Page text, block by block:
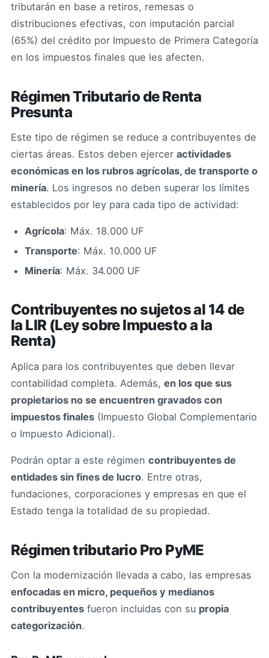
tributarán en base a retiros, remesas o
distribuciones efectivas, con imputación parcial
(65%) del crédito por Impuesto de Primera Categoría
en los impuestos finales que les afecten.
Régimen Tributario de Renta
Presunta
Este tipo de régimen se reduce a contribuyentes de
ciertas áreas. Estos deben ejercer actividades
económicas en los rubros agrícolas, de transporte o
minería. Los ingresos no deben superar los límites
establecidos por ley para cada tipo de actividad:
Agrícola: Máx. 18.000 UF
Transporte: Máx. 10.000 UF
Minería: Máx. 34.000 UF
Contribuyentes no sujetos al 14 de
la LIR (Ley sobre Impuesto a la
Renta)
Aplica para los contribuyentes que deben llevar
contabilidad completa. Además, en los que sus
propietarios no se encuentren gravados con
impuestos finales (Impuesto Global Complementario
o Impuesto Adicional).
Podrán optar a este régimen contribuyentes de
entidades sin fines de lucro. Entre otras,
fundaciones, corporaciones y empresas en que el
Estado tenga la totalidad de su propiedad.
Régimen tributario Pro PyME
Con la modernización llevada a cabo, las empresas
enfocadas en micro, pequeños y medianos
contribuyentes fueron incluidas con su propia
categorización.